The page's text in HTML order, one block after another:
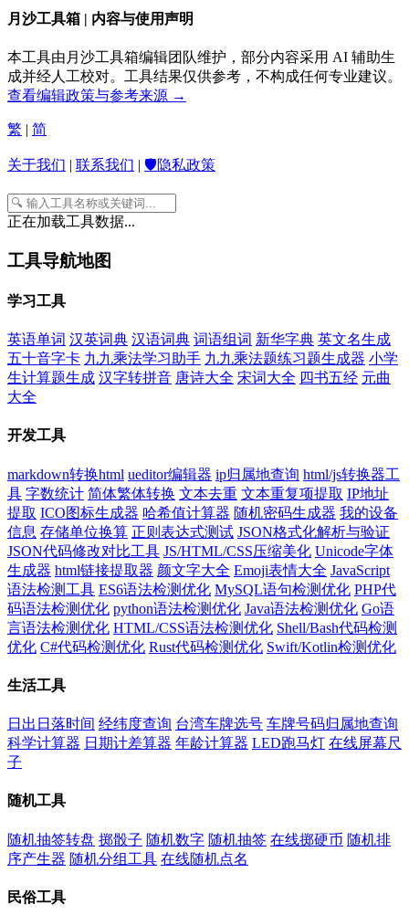
月沙工具箱 | 内容与使用声明
本工具由月沙工具箱编辑团队维护，部分内容采用 AI 辅助生
成并经人工校对。工具结果仅供参考，不构成任何专业建议。
查看编辑政策与参考来源 →
繁 | 简
关于我们 | 联系我们 | 🛡️隐私政策
正在加载工具数据...
工具导航地图
学习工具
英语单词 汉英词典 汉语词典 词语组词 新华字典 英文名生成
五十音字卡 九九乘法学习助手 九九乘法题练习题生成器 小学
生计算题生成 汉字转拼音 唐诗大全 宋词大全 四书五经 元曲
大全
开发工具
markdown转换html ueditor编辑器 ip归属地查询 html/js转换器工
具 字数统计 简体繁体转换 文本去重 文本重复项提取 IP地址
提取 ICO图标生成器 哈希值计算器 随机密码生成器 我的设备
信息 存储单位换算 正则表达式测试 JSON格式化解析与验证
JSON代码修改对比工具 JS/HTML/CSS压缩美化 Unicode字体
生成器 html链接提取器 颜文字大全 Emoji表情大全 JavaScript
语法检测工具 ES6语法检测优化 MySQL语句检测优化 PHP代
码语法检测优化 python语法检测优化 Java语法检测优化 Go语
言语法检测优化 HTML/CSS语法检测优化 Shell/Bash代码检测
优化 C#代码检测优化 Rust代码检测优化 Swift/Kotlin检测优化
生活工具
日出日落时间 经纬度查询 台湾车牌选号 车牌号码归属地查询
科学计算器 日期计差算器 年龄计算器 LED跑马灯 在线屏幕尺
子
随机工具
随机抽签转盘 掷骰子 随机数字 随机抽签 在线掷硬币 随机排
序产生器 随机分组工具 在线随机点名
民俗工具